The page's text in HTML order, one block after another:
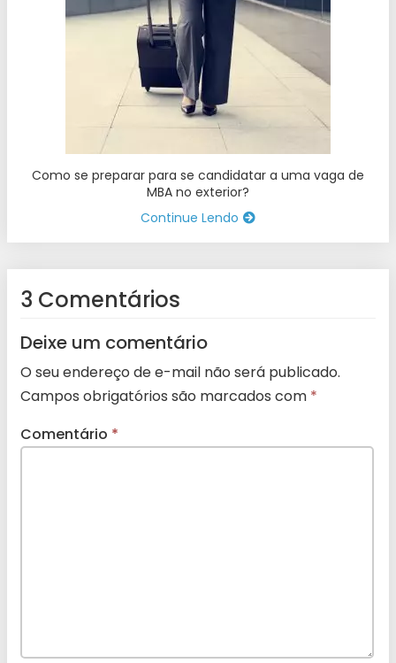
Como se preparar para se candidatar a uma vaga de
MBA no exterior?
Continue Lendo
3 Comentários
Deixe um comentário
O seu endereço de e-mail não será publicado.
Campos obrigatórios são marcados com *
Comentário *